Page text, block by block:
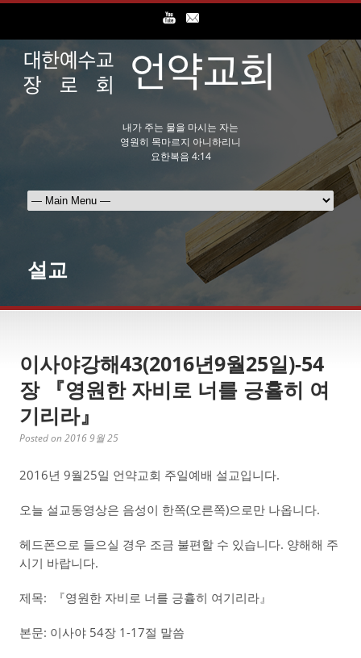
내가 주는 물을 마시는 자는
영원히 목마르지 아니하리니
요한복음 4:14
설교
이사야강해43(2016년9월25일)-54
장 『영원한 자비로 너를 긍휼히 여
기리라』
Posted on 2016 9월 25
2016년 9월25일 언약교회 주일예배 설교입니다.
오늘 설교동영상은 음성이 한쪽(오른쪽)으로만 나옵니다.
헤드폰으로 들으실 경우 조금 불편할 수 있습니다. 양해해 주
시기 바랍니다.
제목: 『영원한 자비로 너를 긍휼히 여기리라』
본문: 이사야 54장 1-17절 말씀